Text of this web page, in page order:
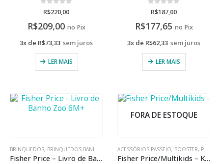
0de 5
R$220,00
R$209,00 no Pix
3x de R$73,33 sem juros
LER MAIS
0de 5
R$187,00
R$177,65 no Pix
3x de R$62,33 sem juros
LER MAIS
BRINQUEDOS, BRINQUEDOS BANHO/PRAIA
Fisher Price – Livro de Banho Zoo 6M+
FORA DE ESTOQUE
ACESSÓRIOS PASSEIO, BOOSTER, PASSEIO
Fisher Price/Multikids – Kit Viagem